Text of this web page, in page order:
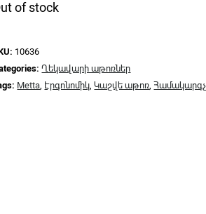
of stock
10636
Ղեկավարի աթոռներ
Metta Էրգոնոմիկ ,Կաշվե աթոռ ,